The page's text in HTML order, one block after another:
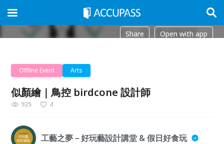
Share Open with app
Offline Event Arts
似顏繪｜鳥控 birdcone 設計師
925 4
工藝之夢－好玩藝設計講堂 & 假日好食玩